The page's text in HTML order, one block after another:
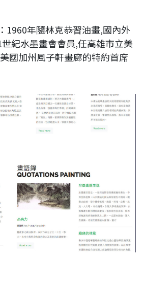
1960年隨林克恭習油畫,國內外
紀水墨畫會會員,任高雄市立美
國加州風子軒畫廊的特約首席